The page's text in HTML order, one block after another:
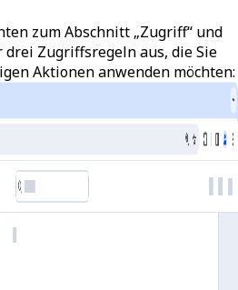
zum Abschnitt „Zugriff“ und
drei Zugriffsregeln aus, die Sie
Aktionen anwenden möchten: